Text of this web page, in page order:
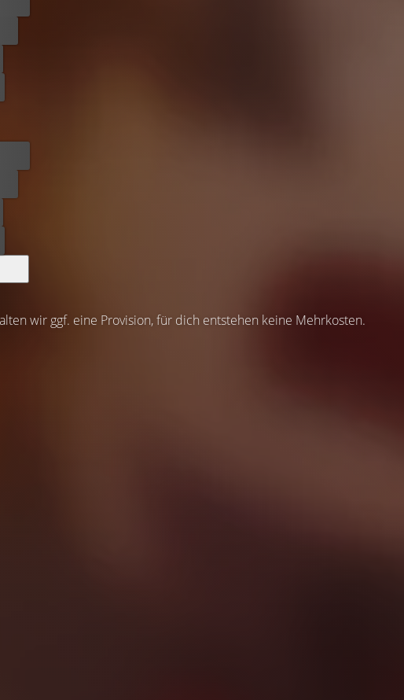
wir ggf. eine Provision, für dich entstehen keine Mehrkosten.